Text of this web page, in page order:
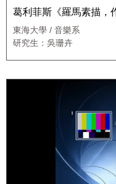
葛利菲斯《羅馬素描，
東海大學 / 音樂系
研究生：吳珊卉